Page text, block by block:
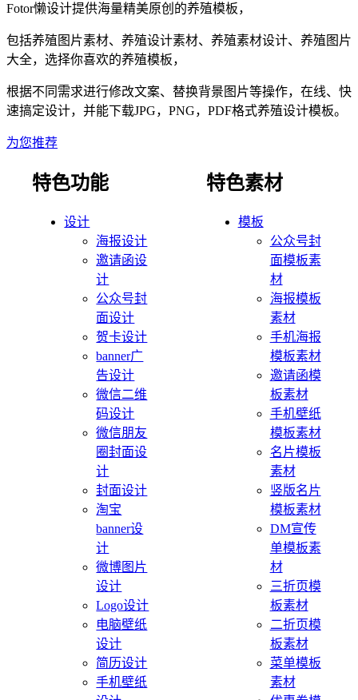
Fotor懒设计提供海量精美原创的养殖模板，
包括养殖 图片素材、 养殖设计素材、 养殖素材设计、 养殖 图片
大全，选择你喜欢的养殖模板，
根据不同需求进行修改文案、替换背景图片等操作，在线、快
速搞定设计，并能下载JPG，PNG，PDF格式养殖设计模板。
为您推荐
特色功能
设计
海报设计
邀请函设
计
公众号封
面设计
贺卡设计
banner广
告设计
微信二维
码设计
微信朋友
圈封面设
计
封面设计
淘宝
banner设
计
微博图片
设计
Logo设计
电脑壁纸
设计
简历设计
手机壁纸
特色素材
模板
公众号封
面模板素
材
海报模板
素材
手机海报
模板素材
邀请函模
板素材
手机壁纸
模板素材
名片模板
素材
竖版名片
模板素材
DM宣传
单模板素
材
三折页模
板素材
二折页模
板素材
菜单模板
素材